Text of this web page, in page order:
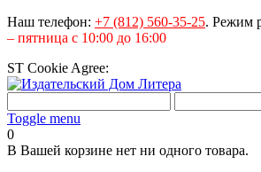
Наш телефон: +7 (812) 560-35-25. Режим
– пятница с 10:00 до 16:00
ST Cookie Agree:
Toggle menu
0
В Вашей корзине нет ни одного товара.